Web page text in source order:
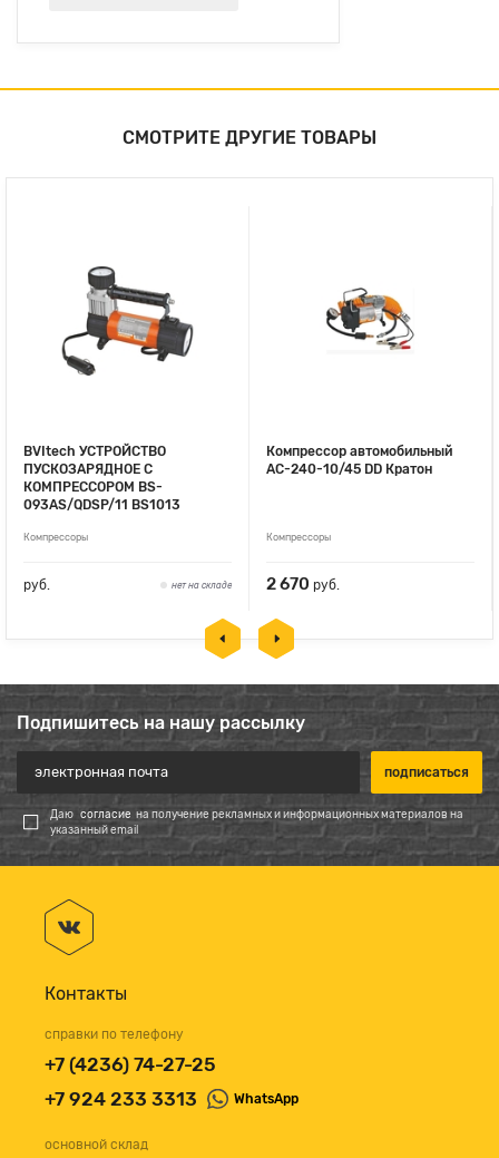
СМОТРИТЕ ДРУГИЕ ТОВАРЫ
BVItech УСТРОЙСТВО
ПУСКОЗАРЯДНОЕ С
КОМПРЕССОРОМ BS-
093AS/QDSP/11 BS1013
Компрессоры
руб. нет на складе
Компрессор автомобильный
AC-240-10/45 DD Кратон
Компрессоры
2 670 руб.
Подпишитесь на нашу рассылку
Даю согласие на получение рекламных и информационных материалов на
указанный email
Контакты
справки по телефону
+7 (4236) 74-27-25
+7 924 233 3313
WhatsApp
основной склад